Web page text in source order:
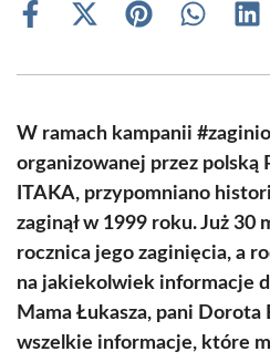
Share
Share
(Twitter)
Share Share
W ramach kampanii
organizowanej przez polską
ITAKA, przypomniano
zaginął w 1999 roku. Już 30
rocznica jego zaginięcia, a
na jakiekolwiek informacje
Mama Łukasza, pani Dorota
wszelkie informacje, które